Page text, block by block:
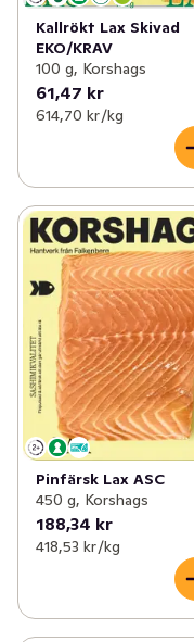
Kallrökt Lax Skivad
EKO/KRAV
100 g, Korshags
61,47 kr
614,70 kr /kg
Pinfärsk Lax ASC
450 g, Korshags
188,34 kr
418,53 kr /kg